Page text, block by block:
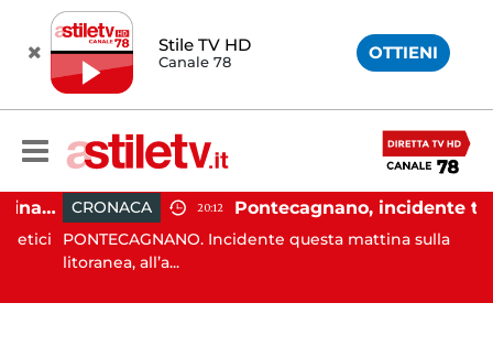
Stile TV HD
Canale 78 OTTIENI
Carburanti, la guardia di finanza rafforza i controlli: sequestri e denunce anche a Napoli CRONACA 20:12 Pontecagnano, incidente tra due auto: 4 feriti
PONTECAGNANO. Incidente questa mattina sulla
litoranea, all’a...